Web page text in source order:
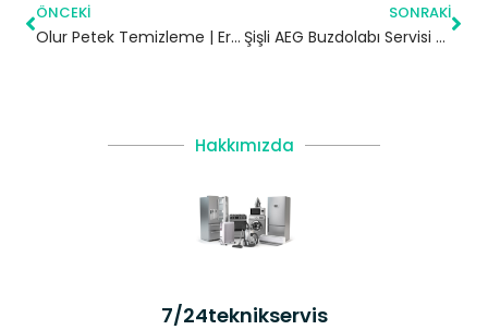
ÖNCEKI
Olur Petek Temizleme | Erzurum
SONRAKI
Şişli AEG Buzdolabı Servisi – 7/24 Teknik Servis
Hakkımızda
7/24teknikservis